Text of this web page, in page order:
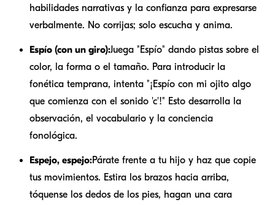
habilidades narrativas y la confianza para expresarse
verbalmente. No corrijas; solo escucha y anima.
Espío (con un giro):Juega "Espío" dando pistas sobre el
color, la forma o el tamaño. Para introducir la
fonética temprana, intenta "¡Espío con mi ojito algo
que comienza con el sonido 'c'!" Esto desarrolla la
observación, el vocabulario y la conciencia
fonológica.
Espejo, espejo:Párate frente a tu hijo y haz que copie
tus movimientos. Estira los brazos hacia arriba,
tóquense los dedos de los pies, hagan una cara